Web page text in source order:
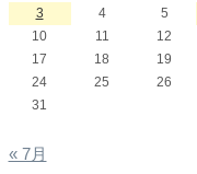
3
4 5
10
11 12
17
18 19
24
25 26
31
« 7月